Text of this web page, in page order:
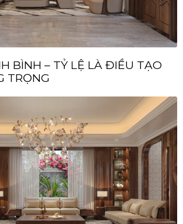
BÌNH – TỶ LỆ LÀ ĐIỀU TẠO
TRỌNG